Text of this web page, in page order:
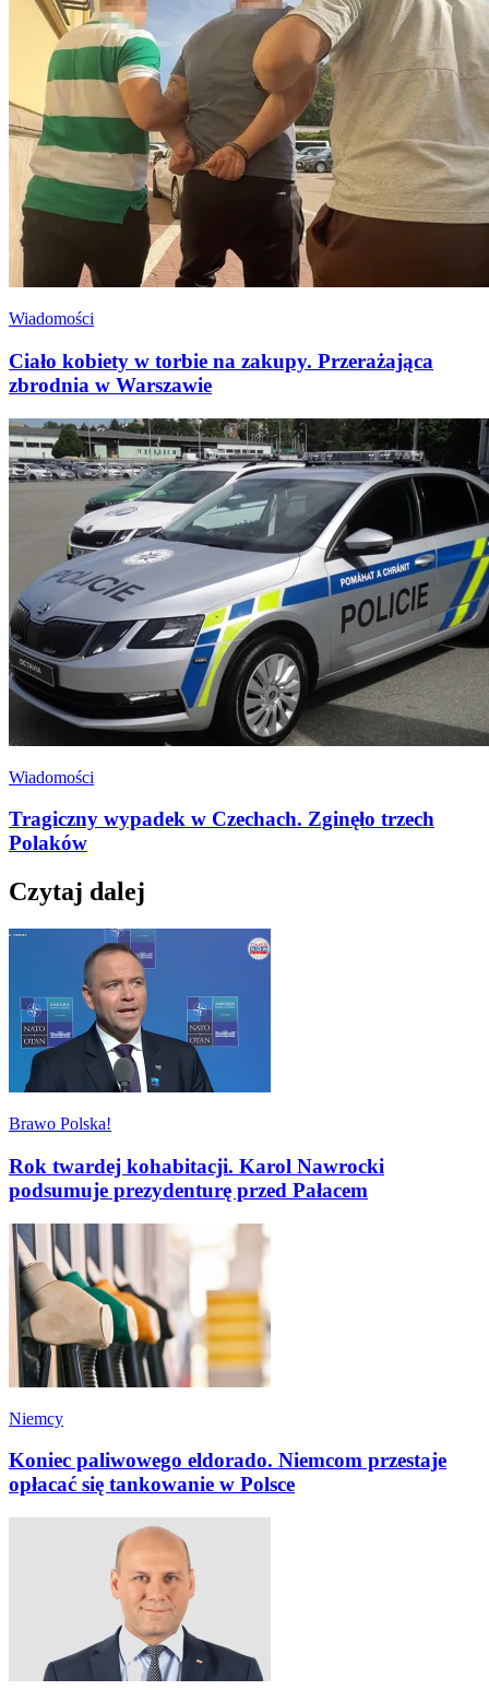
Wiadomości
Ciało kobiety w torbie na zakupy. Przerażająca
zbrodnia w Warszawie
Wiadomości
Tragiczny wypadek w Czechach. Zginęło trzech
Polaków
Czytaj dalej
Brawo Polska!
Rok twardej kohabitacji. Karol Nawrocki
podsumuje prezydenturę przed Pałacem
Niemcy
Koniec paliwowego eldorado. Niemcom przestaje
opłacać się tankowanie w Polsce